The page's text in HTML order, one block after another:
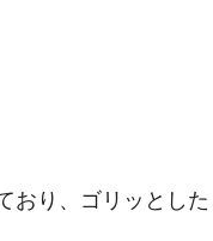
おり、ゴリッとした